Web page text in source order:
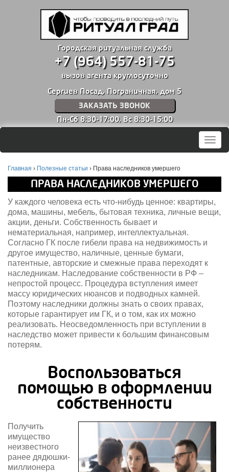
Городская ритуальная служба
+7 (964) 557-81-75
вызов агента круглосуточно
Сергиев Посад, Пограничная, дом 5
ЗАКАЗАТЬ ЗВОНОК
Пн-Сб 8:30-17:00, Вс 8:30-15:00
Меню
Главная › Полезные статьи › Права наследников умершего
ПРАВА НАСЛЕДНИКОВ УМЕРШЕГО
У каждого человека есть что-нибудь ценное: квартиры,
дома, машины, мебель, бытовая техника, личные вещи,
акции, деньги. Собственность бывает и
нематериальная, например, интеллектуальная.
Согласно ГК после гибели права на недвижимость и
другое имущество, наличные, ценные бумаги,
патентные, авторские и смежные права переходят к
наследникам. Наследование собственности в РФ –
непростой процесс. Процедура вступления имеет
массу юридических нюансов и подводных камней.
Поэтому наследники должны знать о своих правах,
которые гарантирует им ГК, и о том, как их можно
реализовать. Неосведомленность при вступлении в
наследство может привести к большим финансовым
потерям.
Воспользоваться
помощью в оформлении
собственности
Получить
имущество
неизвестного
ранее дядюшки-
миллионера